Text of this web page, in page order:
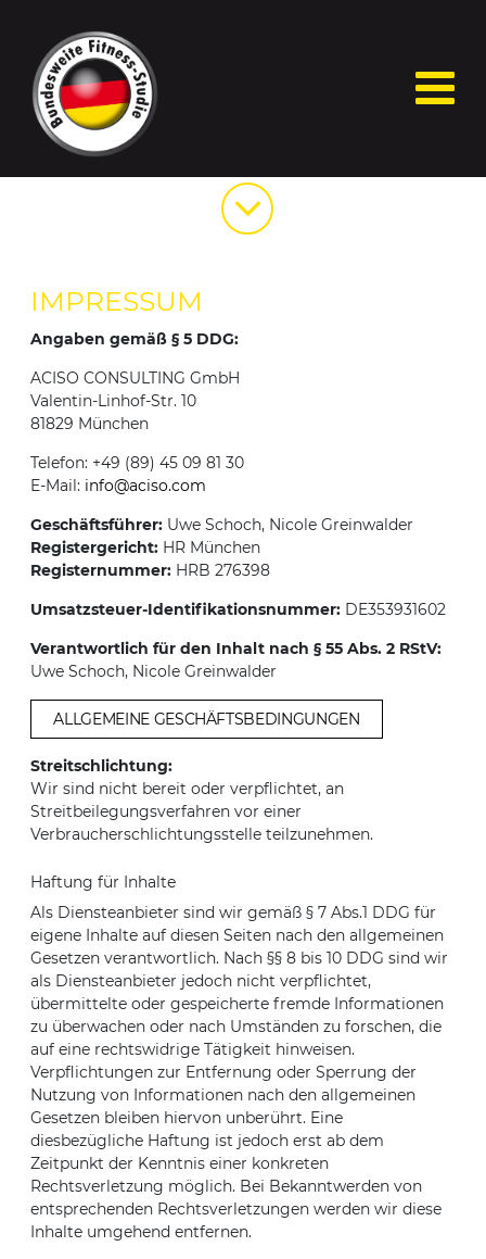
IMPRESSUM
Angaben gemäß § 5 DDG:
ACISO CONSULTING GmbH
Valentin-Linhof-Str. 10
81829 München
Telefon: +49 (89) 45 09 81 30
E-Mail: info@aciso.com
Geschäftsführer: Uwe Schoch, Nicole Greinwalder
Registergericht: HR München
Registernummer: HRB 276398
Umsatzsteuer-Identifikationsnummer: DE353931602
Verantwortlich für den Inhalt nach § 55 Abs. 2 RStV:
Uwe Schoch, Nicole Greinwalder
ALLGEMEINE GESCHÄFTSBEDINGUNGEN
Streitschlichtung:
Wir sind nicht bereit oder verpflichtet, an
Streitbeilegungsverfahren vor einer
Verbraucherschlichtungsstelle teilzunehmen.
Haftung für Inhalte
Als Diensteanbieter sind wir gemäß § 7 Abs.1 DDG für
eigene Inhalte auf diesen Seiten nach den allgemeinen
Gesetzen verantwortlich. Nach §§ 8 bis 10 DDG sind wir
als Diensteanbieter jedoch nicht verpflichtet,
übermittelte oder gespeicherte fremde Informationen
zu überwachen oder nach Umständen zu forschen, die
auf eine rechtswidrige Tätigkeit hinweisen.
Verpflichtungen zur Entfernung oder Sperrung der
Nutzung von Informationen nach den allgemeinen
Gesetzen bleiben hiervon unberührt. Eine
diesbezügliche Haftung ist jedoch erst ab dem
Zeitpunkt der Kenntnis einer konkreten
Rechtsverletzung möglich. Bei Bekanntwerden von
entsprechenden Rechtsverletzungen werden wir diese
Inhalte umgehend entfernen.